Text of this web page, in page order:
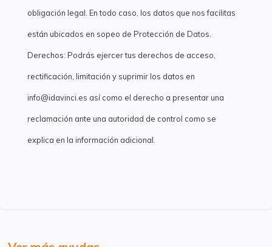
obligación legal. En todo caso, los datos que nos facilitas
están ubicados en sopeo de Protección de Datos.
Derechos: Podrás ejercer tus derechos de acceso,
rectificación, limitación y suprimir los datos en
info@idavinci.es así como el derecho a presentar una
reclamación ante una autoridad de control como se
explica en la información adicional.